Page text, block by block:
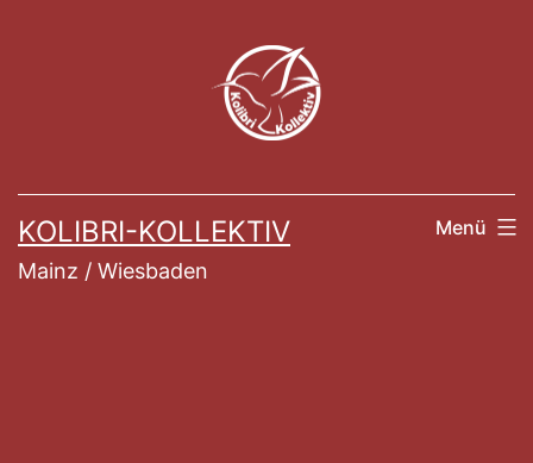
KOLIBRI-KOLLEKTIV
Mainz / Wiesbaden
Menü